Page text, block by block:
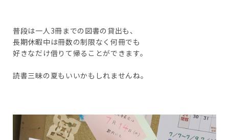
普段は一人3冊までの図書の貸出も、
長期休暇中は冊数の制限なく何冊でも
好きなだけ借りて帰ることができます。
読書三昧の夏もいいかもしれませんね。